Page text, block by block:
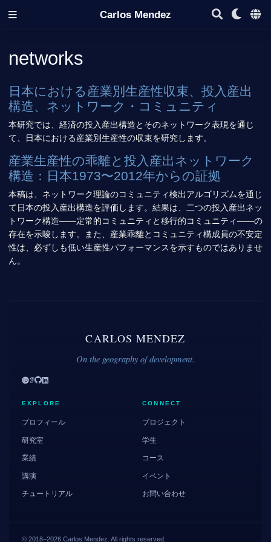
Carlos Mendez
networks
日本における産業別生産性収束、投入産出
構造、ネットワーク・コミュニティ
本研究では、経済の投入産出構造とそのネットワーク表現を通じ
て、日本における産業別生産性の収束を研究します。
産業生産性の乖離と投入産出ネットワーク
構造：日本1973〜2012年からの証拠
本稿は、ネットワーク理論のコミュニティ検出アルゴリズムを通じ
て日本の投入産出構造を評価します。結果は、二つの投入産出ネッ
トワーク構造——定常的コミュニティと移行的コミュニティ——の
存在を示唆します。また、産業乖離とコミュニティ構成員の不安定
性は、必ずしも低い生産性パフォーマンスを示すものではありませ
ん。
CARLOS MENDEZ
On the geography of development.
EXPLORE
プロフィール
研究室
業績
講演
チュートリアル
CONNECT
プロジェクト
学生
コース
イベント
お問い合わせ
© 2018–2026 Carlos Mendez. All rights reserved.